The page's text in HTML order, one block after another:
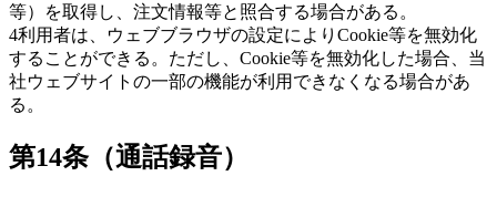
等）を取得し、注文情報等と照合する場合がある。
4利用者は、ウェブブラウザの設定によりCookie等を無効化
することができる。ただし、Cookie等を無効化した場合、当
社ウェブサイトの一部の機能が利用できなくなる場合があ
る。
第14条（通話録音）